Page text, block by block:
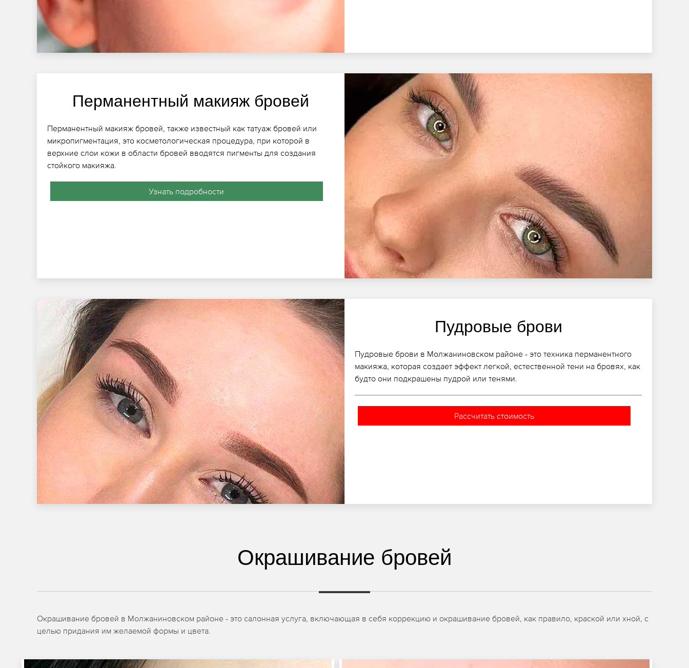
Перманентный макияж бровей
Перманентный макияж бровей, также известный как татуаж бровей или
микропигментация, это косметологическая процедура, при которой в
верхние слои кожи в области бровей вводятся пигменты для создания
стойкого макияжа.
Узнать подробности
Пудровые брови
Пудровые брови в Молжаниновском районе - это техника перманентного
макияжа, которая создает эффект легкой, естественной тени на бровях, как
будто они подкрашены пудрой или тенями.
Рассчитать стоимость
Окрашивание бровей
Окрашивание бровей в Молжаниновском районе - это салонная услуга, включающая в себя коррекцию и окрашивание бровей, как правило, краской или хной, с
целью придания им желаемой формы и цвета.